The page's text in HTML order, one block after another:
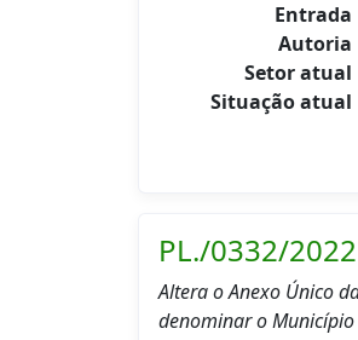
Entrada
Autoria
Setor atual
Situação atual
PL./0332/2022
Altera o Anexo Único
denominar o